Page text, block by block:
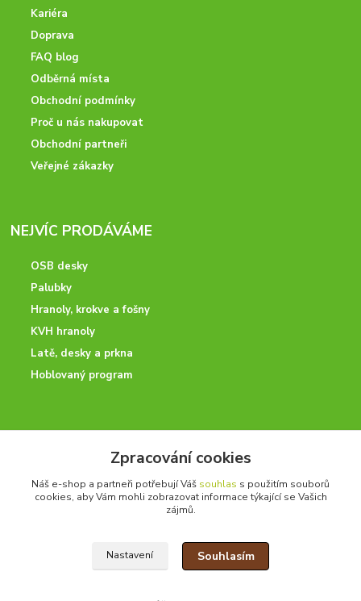
Kariéra
Doprava
FAQ blog
Odběrná místa
Obchodní podmínky
Proč u nás nakupovat
Obchodní partneři
Veřejné zákazky
NEJVÍC PRODÁVÁME
OSB desky
Palubky
Hranoly, krokve a fošny
KVH hranoly
Latě, desky a prkna
Hoblovaný program
Potřebujete poradit? Neváhejte nás kontaktovat.
+420 728 600 625
po - pá 7:00 - 15:00
Zpracování cookies
Náš e-shop a partneři potřebují Váš souhlas s použitím souborů
cookies, aby Vám mohli zobrazovat informace týkající se Vašich
zájmů.
Nastavení Souhlasím